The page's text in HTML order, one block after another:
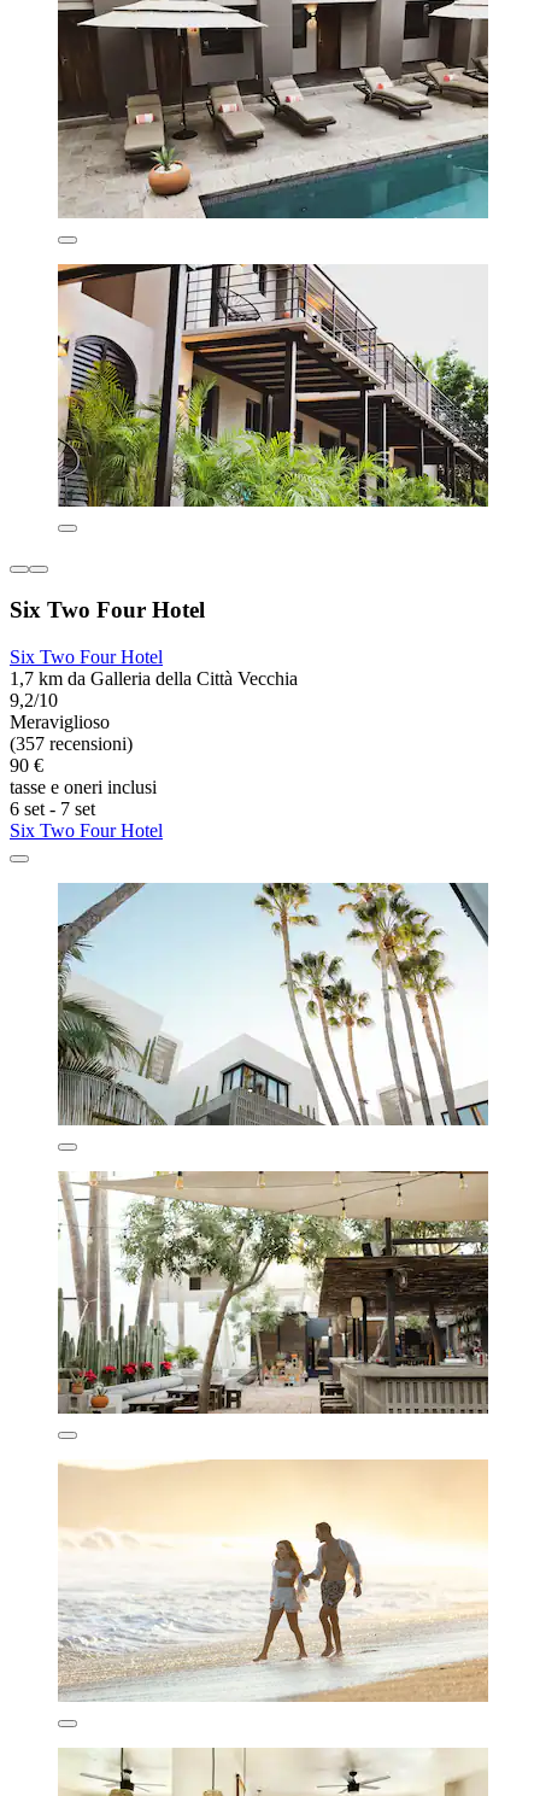
Six Two Four Hotel
Six Two Four Hotel
1,7 km da Galleria della Città Vecchia
9,2/10
Meraviglioso
(357 recensioni)
90 €
tasse e oneri inclusi
6 set - 7 set
Six Two Four Hotel